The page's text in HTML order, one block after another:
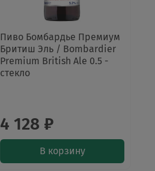
Пиво Бомбардье Премиум
Бритиш Эль / Bombardier
Premium British Ale 0.5 -
стекло
4 128 ₽
В корзину